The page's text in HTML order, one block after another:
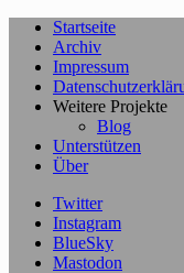
Startseite
Archiv
Impressum
Weitere Projekte
Blog
Unterstützen
Über
Twitter
Instagram
BlueSky
Mastodon